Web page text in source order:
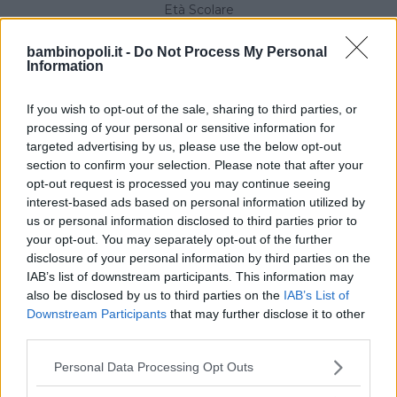
bambinopoli.it - Do Not Process My Personal
Information
If you wish to opt-out of the sale, sharing to third parties, or
processing of your personal or sensitive information for
targeted advertising by us, please use the below opt-out
section to confirm your selection. Please note that after your
opt-out request is processed you may continue seeing
interest-based ads based on personal information utilized by
us or personal information disclosed to third parties prior to
your opt-out. You may separately opt-out of the further
disclosure of your personal information by third parties on the
IAB’s list of downstream participants. This information may
also be disclosed by us to third parties on the IAB’s List of
Downstream Participants that may further disclose it to other
Please note that this website/app uses one or more Google
Personal Data Processing Opt Outs
Età Scolare
Gravidanza
Accedi
Link utili
Privacy Policy
Cookie Policy